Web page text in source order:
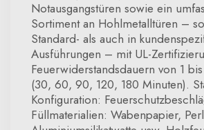
Notausgangstüren sowie ein
Sortiment an Hohlmetalltüren –
Standard- als auch in
Ausführungen – mit UL-
Feuerwiderstandsdauern von 1
(30, 60, 90, 120, 180 Minuten).
Konfiguration:
Füllmaterialien: Wabenpapier,